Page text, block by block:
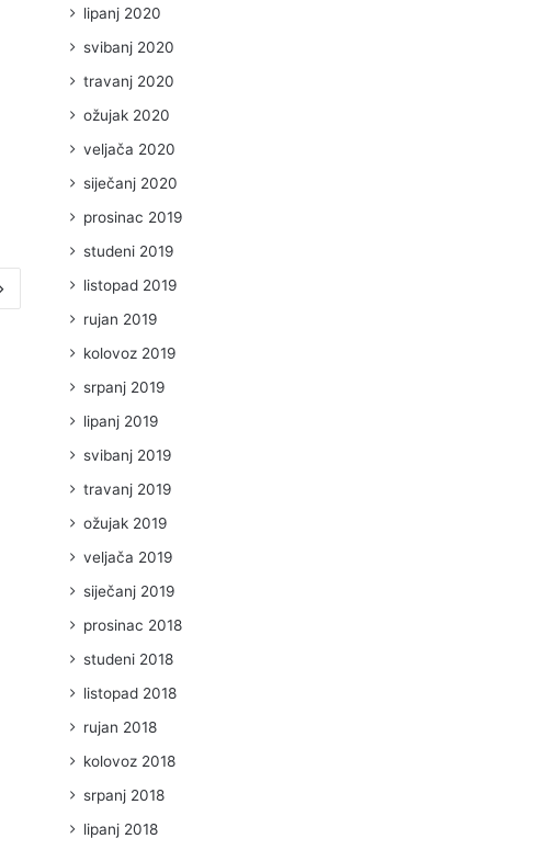
lipanj 2020
svibanj 2020
travanj 2020
ožujak 2020
veljača 2020
siječanj 2020
prosinac 2019
studeni 2019
listopad 2019
rujan 2019
kolovoz 2019
srpanj 2019
lipanj 2019
svibanj 2019
travanj 2019
ožujak 2019
veljača 2019
siječanj 2019
prosinac 2018
studeni 2018
listopad 2018
rujan 2018
kolovoz 2018
srpanj 2018
lipanj 2018